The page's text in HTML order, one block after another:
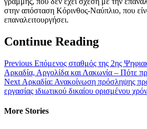
στην απόσταση Κόρινθος-Ναύπλιο, που
επαναλειτουργήσει.
Continue Reading
Previous Επόμενος σταθμός της 2ης
Αρκαδία, Αργολίδα και Λακωνία – Πότε
Next Αρκαδία: Ανακοίνωση πρόσληψης
εργασίας ιδιωτικού δικαίου ορισμένου
More Stories